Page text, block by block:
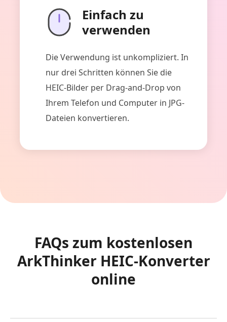
Einfach zu
verwenden
Die Verwendung ist unkompliziert. In
nur drei Schritten können Sie die
HEIC-Bilder per Drag-and-Drop von
Ihrem Telefon und Computer in JPG-
Dateien konvertieren.
FAQs zum kostenlosen
ArkThinker HEIC-Konverter
online